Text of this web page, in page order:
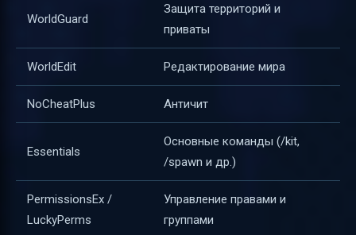
WorldGuard
Защита территорий и
приваты
WorldEdit Редактирование мира
NoCheatPlus Античит
Essentials
Основные команды (/kit,
/spawn и др.)
PermissionsEx /
LuckyPerms
Управление правами и
группами